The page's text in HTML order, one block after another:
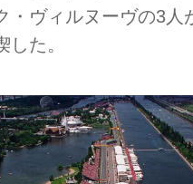
・ヴィルヌーヴの3人
した。